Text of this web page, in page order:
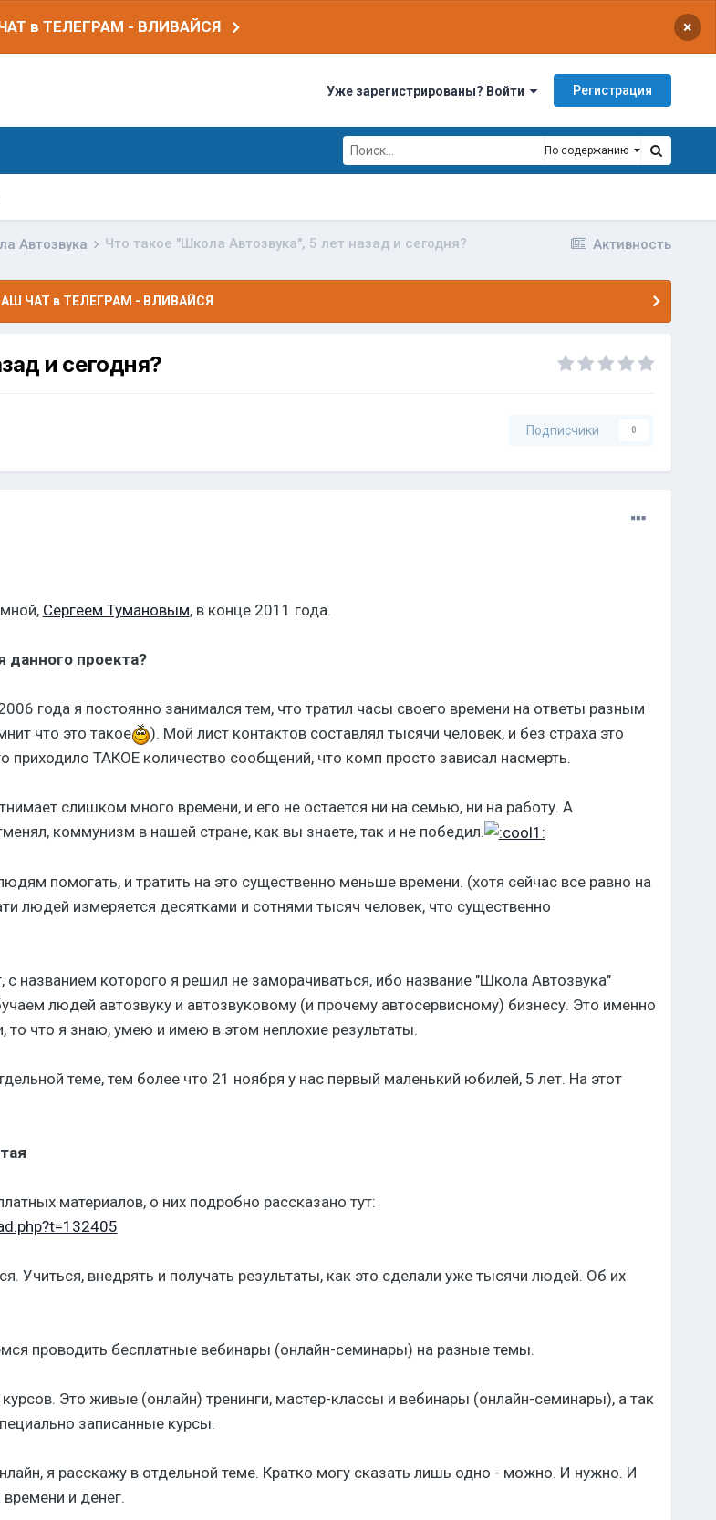
в ТЕЛЕГРАМ - ВЛИВАЙСЯ ×
Уже зарегистрированы? Войти Регистрация
По содержанию
Активность
Автозвука Что такое "Школа Автозвука", 5 лет назад и сегодня?
ЧАТ в ТЕЛЕГРАМ - ВЛИВАЙСЯ
и сегодня?
Подписчики 0
Сергеем Тумановым, в конце 2011 года.
проекта?
года я постоянно занимался тем, что тратил часы своего времени на ответы разным
что это такое
). Мой лист контактов составлял тысячи человек, и без страха это
ТАКОЕ количество сообщений, что комп просто зависал насмерть.
слишком много времени, и его не остается ни на семью, ни на работу. А
коммунизм в нашей стране, как вы знаете, так и не победил.
помогать, и тратить на это существенно меньше времени. (хотя сейчас все равно на
людей измеряется десятками и сотнями тысяч человек, что существенно
названием которого я решил не заморачиваться, ибо название "Школа Автозвука"
людей автозвуку и автозвуковому (и прочему автосервисному) бизнесу. Это именно
что я знаю, умею и имею в этом неплохие результаты.
теме, тем более что 21 ноября у нас первый маленький юбилей, 5 лет. На этот
материалов, о них подробно рассказано тут:
Учиться, внедрять и получать результаты, как это сделали уже тысячи людей. Об их
проводить бесплатные вебинары (онлайн-семинары) на разные темы.
Это живые (онлайн) тренинги, мастер-классы и вебинары (онлайн-семинары), а так
записанные курсы.
я расскажу в отдельной теме. Кратко могу сказать лишь одно - можно. И нужно. И
и денег.